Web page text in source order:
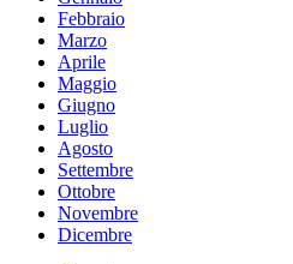
Febbraio
Marzo
Aprile
Maggio
Giugno
Luglio
Agosto
Settembre
Ottobre
Novembre
Dicembre